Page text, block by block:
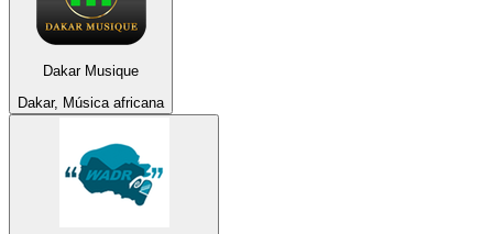
Dakar Musique
Dakar, Música africana